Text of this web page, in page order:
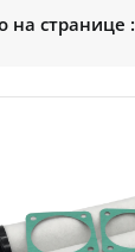
на странице :